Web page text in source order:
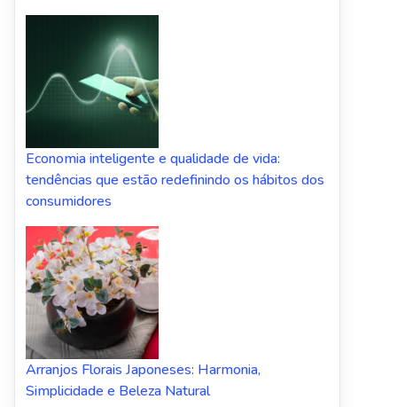
Economia inteligente e qualidade de vida:
tendências que estão redefinindo os hábitos dos
consumidores
Arranjos Florais Japoneses: Harmonia,
Simplicidade e Beleza Natural